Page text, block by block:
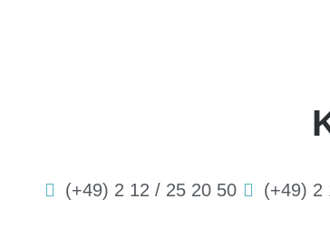
(+49) 2 12 / 25 20 50 (+49) 2